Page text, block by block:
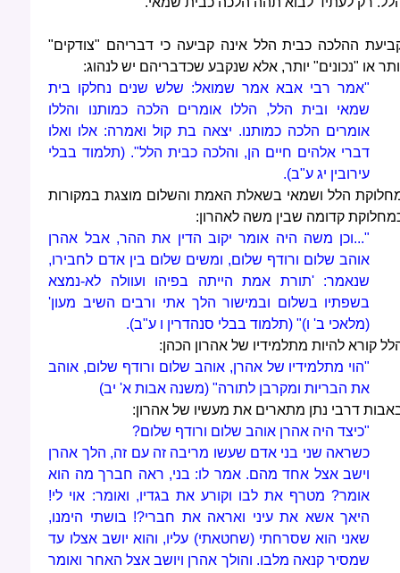
ההלכה כבית הלל אינה קביעה כי דבריהם "צודקים"
או "נכונים" יותר, אלא שנקבע שכדבריהם יש לנהוג:
"אמר רבי אבא אמר שמואל: שלש שנים נחלקו בית
שמאי ובית הלל, הללו אומרים הלכה כמותנו והללו
אומרים הלכה כמותנו. יצאה בת קול ואמרה: אלו ואלו
דברי אלהים חיים הן, והלכה כבית הלל". (תלמוד בבלי
עירובין יג ע"ב).
הלל ושמאי בשאלת האמת והשלום מוצגת במקורות
קדומה שבין משה לאהרון:
"...וכן משה היה אומר יקוב הדין את ההר, אבל אהרן
אוהב שלום ורודף שלום, ומשים שלום בין אדם לחבירו,
שנאמר: 'תורת אמת הייתה בפיהו ועוולה לא-נמצא
בשפתיו בשלום ובמישור הלך אתי ורבים השיב מעון'
(מלאכי ב' ו)" (תלמוד בבלי סנהדרין ו ע"ב).
קורא להיות מתלמידיו של אהרון הכהן:
"הוי מתלמידיו של אהרן, אוהב שלום ורודף שלום, אוהב
את הבריות ומקרבן לתורה" (משנה אבות א' יב)
דרבי נתן מתארים את מעשיו של אהרון:
"כיצד היה אהרן אוהב שלום ורודף שלום?
כשראה שני בני אדם שעשו מריבה זה עם זה, הלך אהרן
וישב אצל אחד מהם. אמר לו: בני, ראה חברך מה הוא
אומר? מטרף את לבו וקורע את בגדיו, ואומר: אוי לי!
היאך אשא את עיני ואראה את חברי?! בושתי הימנו,
שאני הוא שסרחתי (שחטאתי) עליו, והוא יושב אצלו עד
שמסיר קנאה מלבו. והולך אהרן ויושב אצל האחר ואומר